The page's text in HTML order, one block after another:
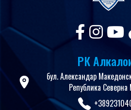
РК
бул. Александар
Република Северна